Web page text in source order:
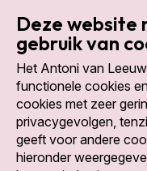
Social media
Deze website
gebruik van
Het Antoni van
functionele cookies
cookies met zeer
privacygevolgen,
geeft voor andere
hieronder